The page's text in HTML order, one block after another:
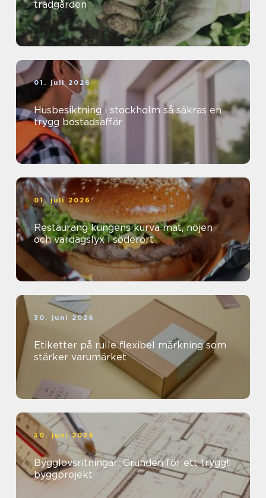
trädgården
01. juli 2026
Husbesiktning i stockholm så säkras en
trygg bostadsaffär
01. juli 2026
Restaurang kungens kurva mat, nöjen
och vardagslyx i söderort
30. juni 2026
Etiketter på rulle flexibel märkning som
stärker varumärket
30. juni 2026
Bygglovsritningar: Grunden för ett tryggt
byggprojekt